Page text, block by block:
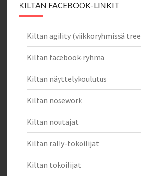
KILTAN FACEBOOK-LINKIT
Kiltan agility (viikkoryhmissä
Kiltan facebook-ryhmä
Kiltan näyttelykoulutus
Kiltan nosework
Kiltan noutajat
Kiltan rally-tokoilijat
Kiltan tokoilijat